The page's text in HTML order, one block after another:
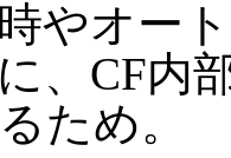
やオー
、CF内
ため。